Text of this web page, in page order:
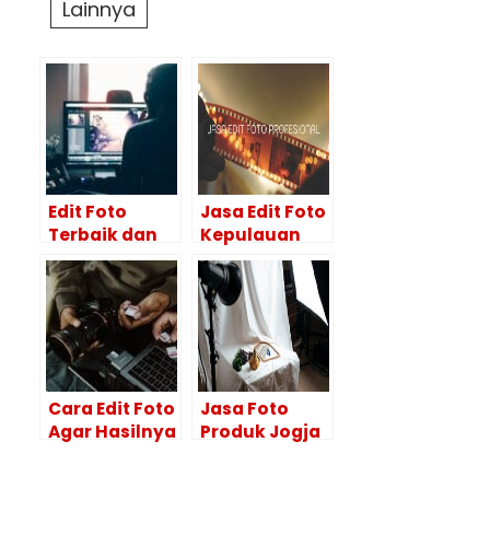
Lainnya
Edit Foto
Terbaik dan
Hasil
Maksimal Itu
Ya di Editor
Foto
Profesional
Jasa Edit Foto
Kepulauan
Selayar
HASILNYA
BAGUS!
Cara Edit Foto
Agar Hasilnya
Jasa Foto
Produk Jogja